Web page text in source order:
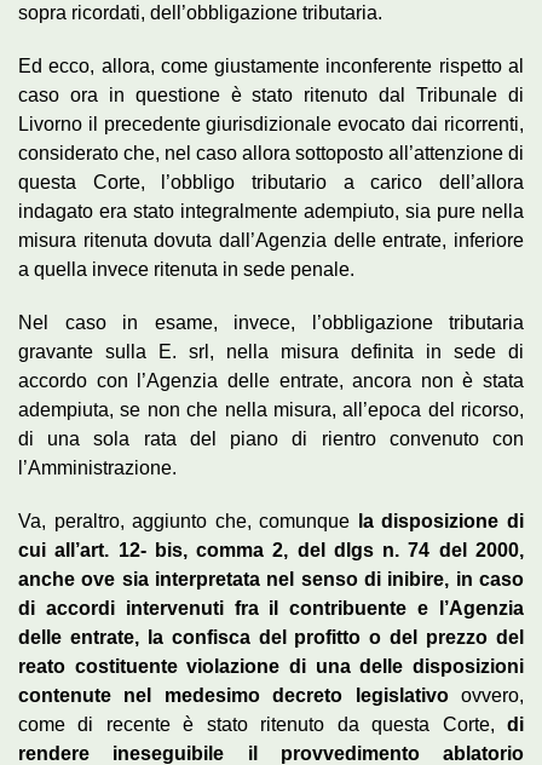
sopra ricordati, dell’obbligazione tributaria.
Ed ecco, allora, come giustamente inconferente rispetto al
caso ora in questione è stato ritenuto dal Tribunale di
Livorno il precedente giurisdizionale evocato dai ricorrenti,
considerato che, nel caso allora sottoposto all’attenzione di
questa Corte, l’obbligo tributario a carico dell’allora
indagato era stato integralmente adempiuto, sia pure nella
misura ritenuta dovuta dall’Agenzia delle entrate, inferiore
a quella invece ritenuta in sede penale.
Nel caso in esame, invece, l’obbligazione tributaria
gravante sulla E. srl, nella misura definita in sede di
accordo con l’Agenzia delle entrate, ancora non è stata
adempiuta, se non che nella misura, all’epoca del ricorso,
di una sola rata del piano di rientro convenuto con
l’Amministrazione.
Va, peraltro, aggiunto che, comunque
la disposizione di
cui all’art. 12- bis, comma 2, del dlgs n. 74 del 2000,
anche ove sia interpretata nel senso di inibire, in caso
di accordi intervenuti fra il contribuente e l’Agenzia
delle entrate, la confisca del profitto o del prezzo del
reato costituente violazione di una delle disposizioni
contenute nel medesimo decreto legislativoovvero,
come di recente è stato ritenuto da questa Corte, di
rendere ineseguibile il provvedimento ablatorio